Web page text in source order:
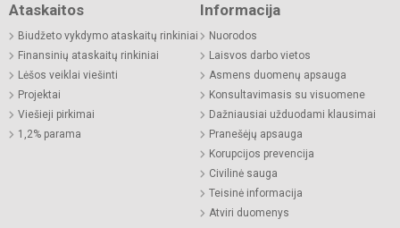
Ataskaitos
Biudžeto vykdymo ataskaitų rinkiniai
Finansinių ataskaitų rinkiniai
Lėšos veiklai viešinti
Projektai
Viešieji pirkimai
1,2% parama
Informacija
Nuorodos
Laisvos darbo vietos
Asmens duomenų apsauga
Konsultavimasis su visuomene
Dažniausiai užduodami klausimai
Pranešėjų apsauga
Korupcijos prevencija
Civilinė sauga
Teisinė informacija
Atviri duomenys